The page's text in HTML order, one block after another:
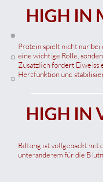
HIGH IN
Protein spielt nicht nur
eine wichtige Rolle,
Zusätzlich fördert Eiweiss
Herzfunktion und
HIGH IN
Biltong ist vollgepackt mit
unteranderem für die